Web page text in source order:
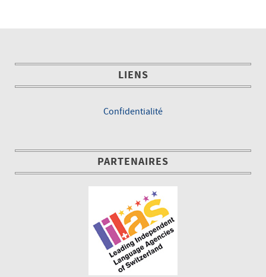
LIENS
Confidentialité
PARTENAIRES